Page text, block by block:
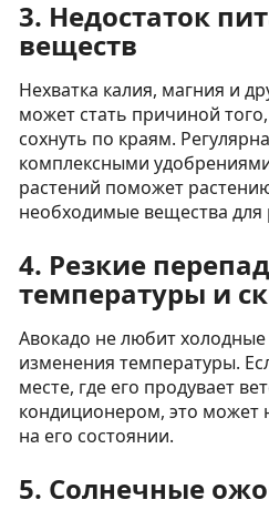
3. Недостаток
веществ
Нехватка калия, магния и
может стать причиной
сохнуть по краям.
комплексными
растений поможет
необходимые вещества для
4. Резкие
температуры и
Авокадо не любит холодные
изменения температуры.
месте, где его продувает
кондиционером, это может
на его состоянии.
5. Солнечные